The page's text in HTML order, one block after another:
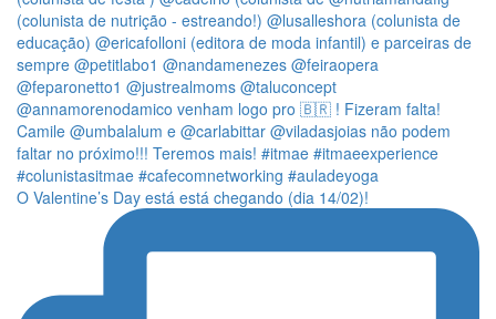
O Valentine’s Day está está chegando (dia 14/02)!